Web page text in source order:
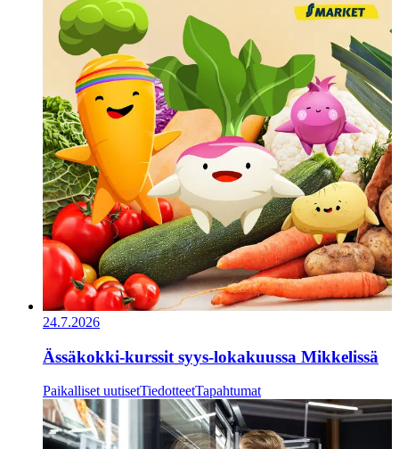
24.7.2026
Ässäkokki-kurssit syys-lokakuussa Mikkelissä
Paikalliset uutisetTiedotteetTapahtumat